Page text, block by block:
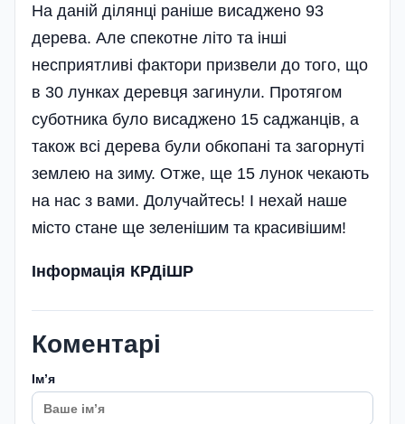
На даній ділянці раніше висаджено 93
дерева. Але спекотне літо та інші
несприятливі фактори призвели до того, що
в 30 лунках деревця загинули. Протягом
суботника було висаджено 15 саджанців, а
також всі дерева були обкопані та загорнуті
землею на зиму. Отже, ще 15 лунок чекають
на нас з вами. Долучайтесь! І нехай наше
місто стане ще зеленішим та красивішим!
Інформація КРДіШР
Коментарі
Імʼя